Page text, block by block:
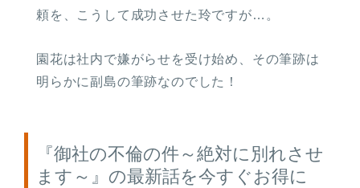
頼を、こうして成功させた玲ですが…。
園花は社内で嫌がらせを受け始め、その筆跡は
明らかに副島の筆跡なのでした！
『御社の不倫の件～絶対に別れさせ
ます～』の最新話を今すぐお得に